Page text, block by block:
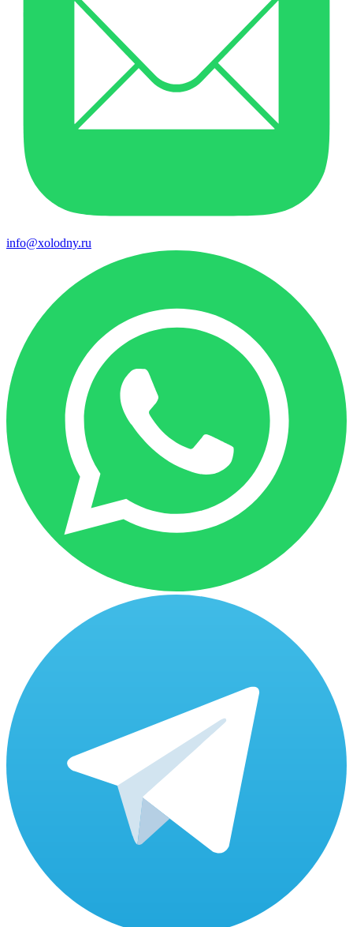
info@xolodny.ru